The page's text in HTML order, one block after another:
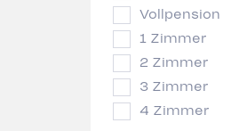
Vollpension
1 Zimmer
2 Zimmer
3 Zimmer
4 Zimmer